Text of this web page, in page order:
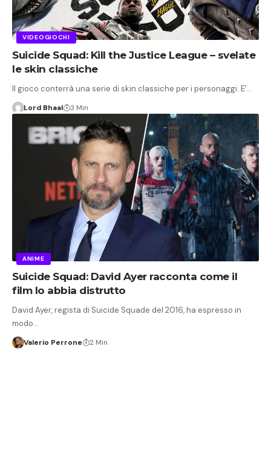
VIDEOGIOCHI
Suicide Squad: Kill the Justice League – svelate
le skin classiche
Il gioco conterrà una serie di skin classiche per i personaggi. E'…
Lord Bhaal 3 Min
ANIME
Suicide Squad: David Ayer racconta come il
film lo abbia distrutto
David Ayer, regista di Suicide Squade del 2016, ha espresso in
modo…
Valerio Perrone 2 Min